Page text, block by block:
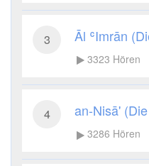
3 Āl ʿImrān
3323 Hören
4 an-Nisā'
3286 Hören